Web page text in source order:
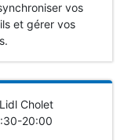
vos
et gérer vos
Cholet
20:00